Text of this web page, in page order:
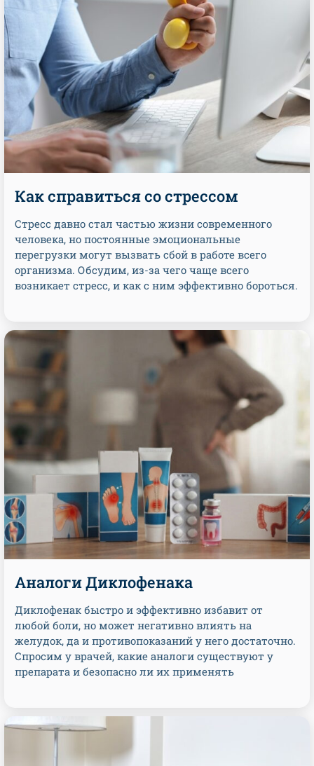
Как справиться со стрессом
Стресс давно стал частью жизни современного
человека, но постоянные эмоциональные
перегрузки могут вызвать сбой в работе всего
организма. Обсудим, из-за чего чаще всего
возникает стресс, и как с ним эффективно бороться.
Аналоги Диклофенака
Диклофенак быстро и эффективно избавит от
любой боли, но может негативно влиять на
желудок, да и противопоказаний у него достаточно.
Спросим у врачей, какие аналоги существуют у
препарата и безопасно ли их применять